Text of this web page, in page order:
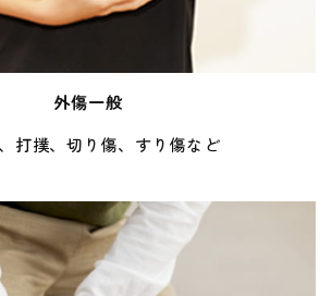
外傷一般
打撲、切り傷、すり傷など